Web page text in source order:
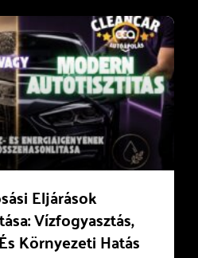
Eljárások
Vízfogyasztás,
Környezeti Hatás